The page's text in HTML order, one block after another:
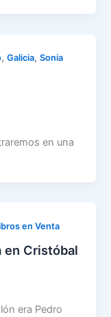
,Galicia,Sonia
en una
en Venta
en Cristóbal
era Pedro